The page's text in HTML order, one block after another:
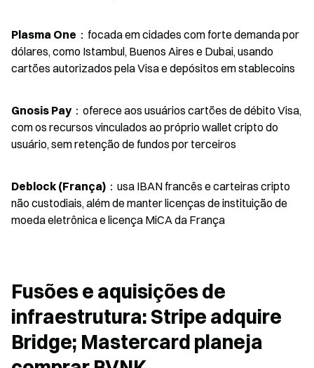
Plasma One ：focada em cidades com forte demanda por
dólares, como Istambul, Buenos Aires e Dubai, usando
cartões autorizados pela Visa e depósitos em stablecoins
Gnosis Pay：oferece aos usuários cartões de débito Visa,
com os recursos vinculados ao próprio wallet cripto do
usuário, sem retenção de fundos por terceiros
Deblock (França) ：usa IBAN francês e carteiras cripto
não custodiais, além de manter licenças de instituição de
moeda eletrônica e licença MiCA da França
Fusões e aquisições de
infraestrutura: Stripe adquire
Bridge; Mastercard planeja